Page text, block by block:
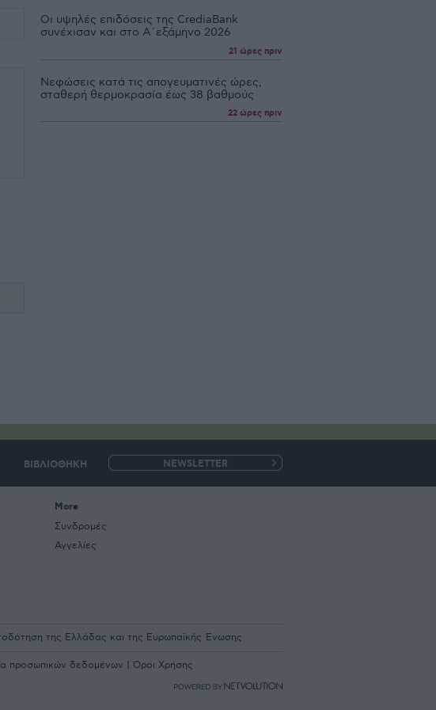
Οι υψηλές επιδόσεις της CrediaBank
συνέχισαν και στο Α΄εξάμηνο 2026
21 ώρες πριν
Νεφώσεις κατά τις απογευματινές ώρες,
σταθερή θερμοκρασία έως 38 βαθμούς
22 ώρες πριν
ΒΙΒΛΙΟΘΗΚΗ
mail
More
Συνδρομές
Αγγελίες
της Ελλάδας και της Ευρωπαϊκής Ένωσης
προσωπικών δεδομένων Όροι Χρήσης